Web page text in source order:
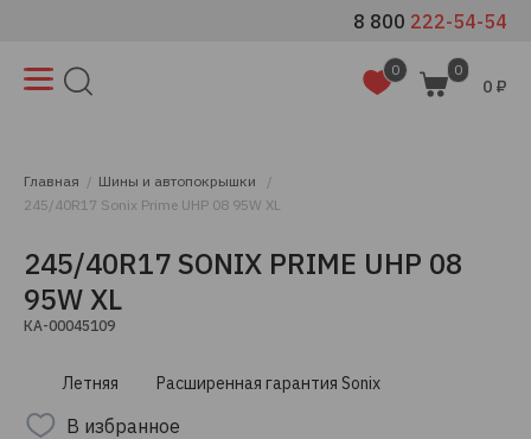
8 800 222-54-54
0 0
0 ₽
Главная
Шины и автопокрышки
245/40R17 Sonix Prime UHP 08 95W XL
245/40R17 SONIX PRIME UHP 08
95W XL
КА-00045109
Летняя Расширенная гарантия Sonix
В избранное